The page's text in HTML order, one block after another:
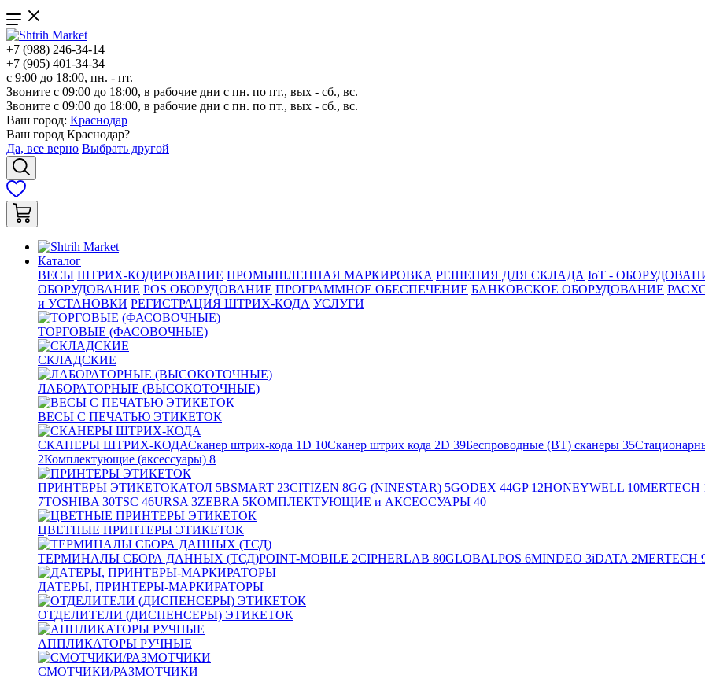
+7 (988) 246-34-14
+7 (905) 401-34-34
с 9:00 до 18:00, пн. - пт.
Звоните с 09:00 до 18:00, в рабочие дни с пн. по пт., вых - сб., вс.
Звоните с 09:00 до 18:00, в рабочие дни с пн. по пт., вых - сб., вс.
Ваш город: Краснодар
Ваш город Краснодар?
Да, все верно Выбрать другой
Каталог
ВЕСЫ ШТРИХ-КОДИРОВАНИЕ ПРОМЫШЛЕННАЯ МАРКИРОВКА РЕШЕНИЯ ДЛЯ СКЛАДА IoT -
ОБОРУДОВАНИЕ POS ОБОРУДОВАНИЕ ПРОГРАММНОЕ ОБЕСПЕЧЕНИЕ БАНКОВСКОЕ ОБОРУДОВАНИЕ
и УСТАНОВКИ РЕГИСТРАЦИЯ ШТРИХ-КОДА УСЛУГИ
ТОРГОВЫЕ (ФАСОВОЧНЫЕ)
СКЛАДСКИЕ
ЛАБОРАТОРНЫЕ (ВЫСОКОТОЧНЫЕ)
ВЕСЫ С ПЕЧАТЬЮ ЭТИКЕТОК
СКАНЕРЫ ШТРИХ-КОДАСканер штрих-кода 1D 10Сканер штрих кода 2D 39Беспроводные (BT) сканеры 35
2Комплектующие (аксессуары) 8
ПРИНТЕРЫ ЭТИКЕТОКАТОЛ 5BSMART 23CITIZEN 8GG (NINESTAR) 5GODEX 44GP12HONEYWELL 10MERTECH
7TOSHIBA 30TSC 46URSA 3ZEBRA 5КОМПЛЕКТУЮЩИЕ и АКСЕССУАРЫ 40
ЦВЕТНЫЕ ПРИНТЕРЫ ЭТИКЕТОК
ТЕРМИНАЛЫ СБОРА ДАННЫХ (ТСД)POINT-MOBILE 2CIPHERLAB 80GLOBALPOS 6MINDEO 3iDATA 2MERTECH
ДАТЕРЫ, ПРИНТЕРЫ-МАРКИРАТОРЫ
ОТДЕЛИТЕЛИ (ДИСПЕНСЕРЫ) ЭТИКЕТОК
АППЛИКАТОРЫ РУЧНЫЕ
СМОТЧИКИ/РАЗМОТЧИКИ